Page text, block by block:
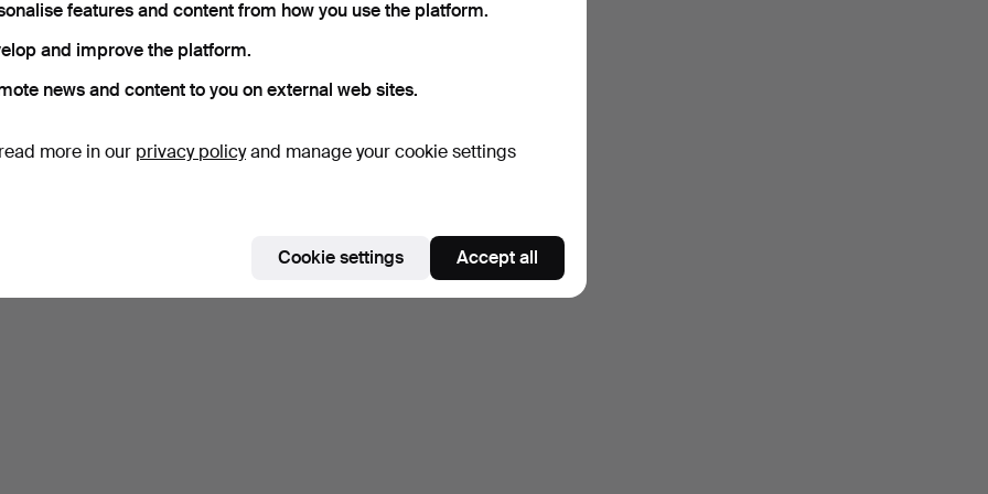
Subscribe to this search
can also searchour archive of ended auctions.
features and content from how you use the platform.
and improve the platform.
news and content to you on external web sites.
more in our privacy policyand manage your cookie settings
Cookie settings Accept all